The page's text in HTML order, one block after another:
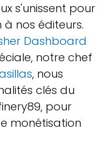
s'unissent pour
nos éditeurs.
Dashboard
notre chef
, nous
clés du
pour
monétisation